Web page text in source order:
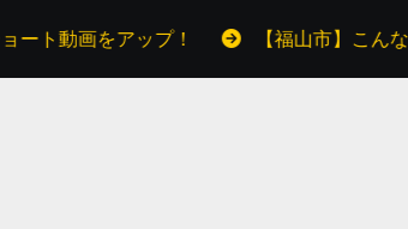
アップ！ 【福山市】こんな活動して